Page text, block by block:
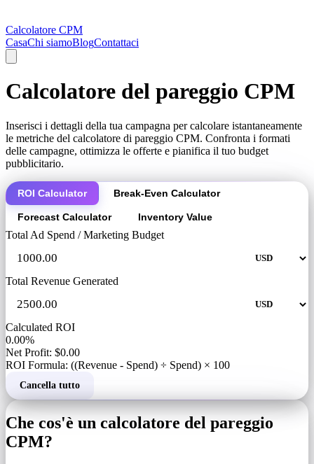
Calcolatore CPM
CasaChi siamoBlogContattaci
Calcolatore del pareggio CPM
Inserisci i dettagli della tua campagna per calcolare istantaneamente
le metriche del calcolatore di pareggio CPM. Confronta i formati
delle campagne, ottimizza le offerte e pianifica il tuo budget
pubblicitario.
ROI Calculator Break-Even Calculator
Forecast Calculator Inventory Value
Total Ad Spend / Marketing Budget
Total Revenue Generated
Calculated ROI
0.00%
Net Profit: $0.00
ROI Formula: ((Revenue - Spend) ÷ Spend) × 100
Cancella tutto
Che cos'è un calcolatore del pareggio
CPM?